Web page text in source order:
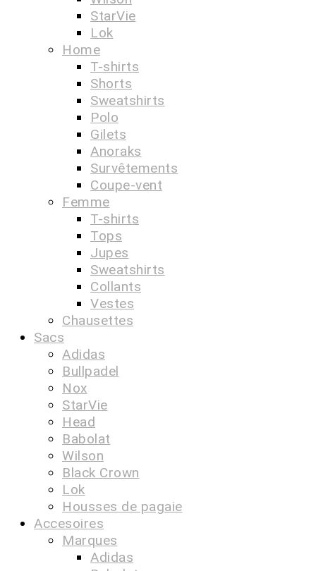
StarVie
Lok
Home
T-shirts
Shorts
Sweatshirts
Polo
Gilets
Anoraks
Survêtements
Coupe-vent
Femme
T-shirts
Tops
Jupes
Sweatshirts
Collants
Vestes
Chausettes
Sacs
Adidas
Bullpadel
Nox
StarVie
Head
Babolat
Wilson
Black Crown
Lok
Housses de pagaie
Accesoires
Marques
Adidas